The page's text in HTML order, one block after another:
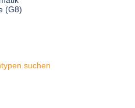
(G8)
suchen